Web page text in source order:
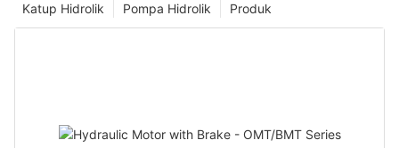
Produk
Pompa Hidrolik
Katup Hidrolik